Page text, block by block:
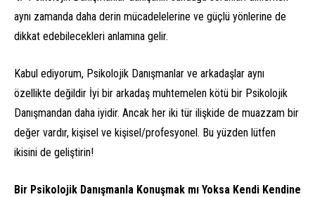
aynı zamanda daha derin mücadelelerine ve güçlü yönlerine de
dikkat edebilecekleri anlamına gelir.
Kabul ediyorum, Psikolojik Danışmanlar ve arkadaşlar aynı
özellikte değildir İyi bir arkadaş muhtemelen kötü bir Psikolojik
Danışmandan daha iyidir. Ancak her iki tür ilişkide de muazzam bir
değer vardır, kişisel ve kişisel/profesyonel. Bu yüzden lütfen
ikisini de geliştirin!
Bir Psikolojik Danışmanla Konuşmak mı Yoksa Kendi Kendine